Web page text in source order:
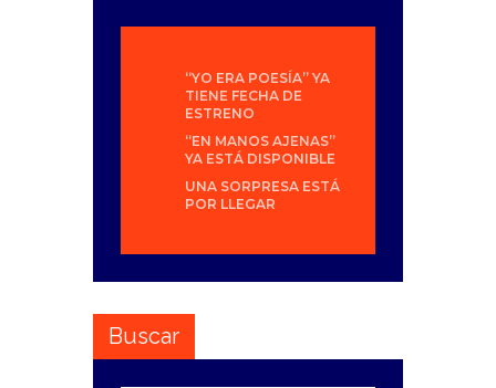
“YO ERA POESÍA” YA
TIENE FECHA DE
ESTRENO
“EN MANOS AJENAS”
YA ESTÁ DISPONIBLE
UNA SORPRESA ESTÁ
POR LLEGAR
Buscar